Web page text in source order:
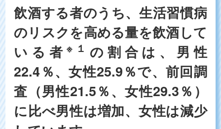
飲酒する者のうち、生活習慣病
のリスクを高める量を飲酒して
いる者 ※１ の割合は、男性
22.4％、女性25.9％で、前回調
査（男性21.5％、女性29.3％）
に比べ男性は増加、女性は減少